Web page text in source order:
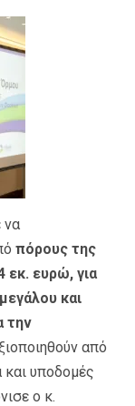
να
πόρους της
εκ. ευρώ, για
και
την
από
και υποδομές
ο κ.